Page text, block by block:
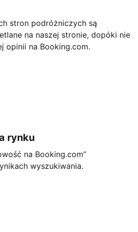
stron podróżniczych są
na naszej stronie, dopóki nie
opinii na Booking.com.
rynku
na Booking.com”
wyszukiwania.